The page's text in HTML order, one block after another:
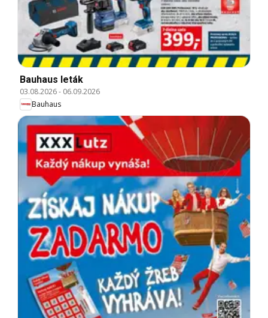
Bauhaus leták
03.08.2026- 06.09.2026
Bauhaus